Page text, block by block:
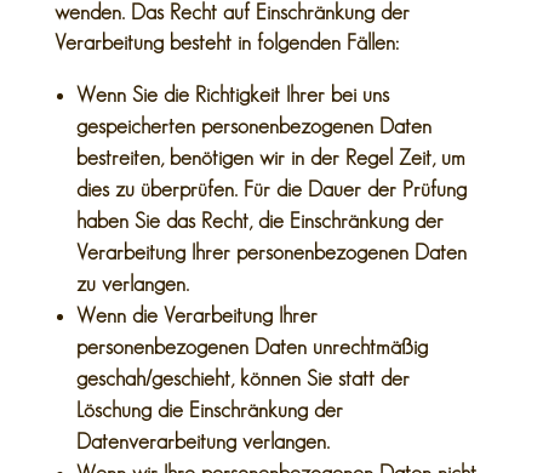
wenden. Das Recht auf Einschränkung der
Verarbeitung besteht in folgenden Fällen:
Wenn Sie die Richtigkeit Ihrer bei uns
gespeicherten personenbezogenen Daten
bestreiten, benötigen wir in der Regel Zeit, um
dies zu überprüfen. Für die Dauer der Prüfung
haben Sie das Recht, die Einschränkung der
Verarbeitung Ihrer personenbezogenen Daten
zu verlangen.
Wenn die Verarbeitung Ihrer
personenbezogenen Daten unrechtmäßig
geschah/geschieht, können Sie statt der
Löschung die Einschränkung der
Datenverarbeitung verlangen.